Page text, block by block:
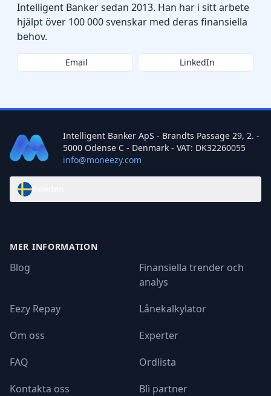
Intelligent Banker sedan 2013. Han har i sitt arbete
hjälpt över 100 000 svenskar med deras finansiella
behov.
Email LinkedIn
Intelligent Banker ApS - Brandts Passage 29, 2. -
5000 Odense C - Denmark - VAT: DK32260055
info@moneezy.com
MER INFORMATION
Blog
Finansiella trender och
analys
Eezy Repay
Lånekalkylator
Om oss
Experter
FAQ
Ordlista
Kontakta oss
Bli partner